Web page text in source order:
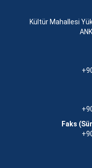
Kültür Mahallesi
Faks